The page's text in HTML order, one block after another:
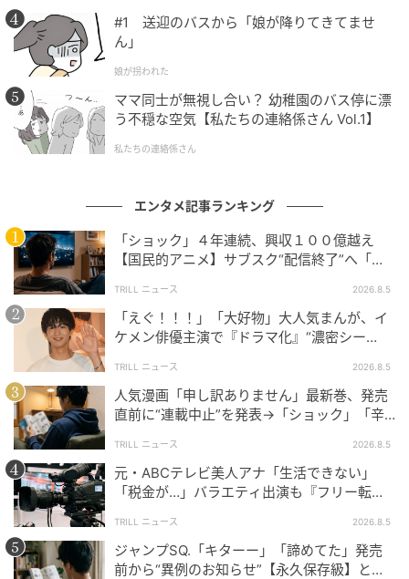
さらに、「コーヒーというテーマが似合う」「落ち着
いた雰囲気の回になりそう」と、番組内容そのものに
興味を持つ視聴者も増えています。吉田さんの柔らか
い雰囲気と、コーヒーの持つ穏やかなイメージが重な
り、視聴者の想像をふくらませているようです。寄せ
られたコメントも温かく、番組とゲストの関係性を楽
特に、吉田さんの再登場を“相思相愛”と表現する声も
あり、番組とファンの距離が近いことが伝わってきま
す。
コーヒーをきっかけに、どんなトークが生まれるのか
視聴者の期待は高まるばかりです。
※記事は執筆時点の情報です
次の記事
＃1 夫「保育園に受かるなんて普通っしょ」
全く話を聞いていない無自覚夫を捨てるまで
のお話
の記事をもっとみる
#1 送迎のバスから「娘が降りてきてませ
ん」
娘が拐われた
ママ同士が無視し合い？ 幼稚園のバス停に漂
う不穏な空気【私たちの連絡係さん Vol.1】
私たちの連絡係さん
エンタメ記事ランキング
「ショック」４年連続、興収１００億越え
【国民的アニメ】サブスク“配信終了”へ「終
TRILL ニュース 2026.8.5
「えぐ！！！」「大好物」大人気まんが、イ
ケメン俳優主演で『ドラマ化』“濃密シー
TRILL ニュース 2026.8.5
人気漫画「申し訳ありません」最新巻、発売
直前に“連載中止”を発表→「ショック」「辛
TRILL ニュース 2026.8.5
元・ABCテレビ美人アナ「生活できない」
「税金が…」バラエティ出演も『フリー転身
TRILL ニュース 2026.8.5
ジャンプSQ.「キターー」「諦めてた」発売
前から“異例のお知らせ”【永久保存級】とフ